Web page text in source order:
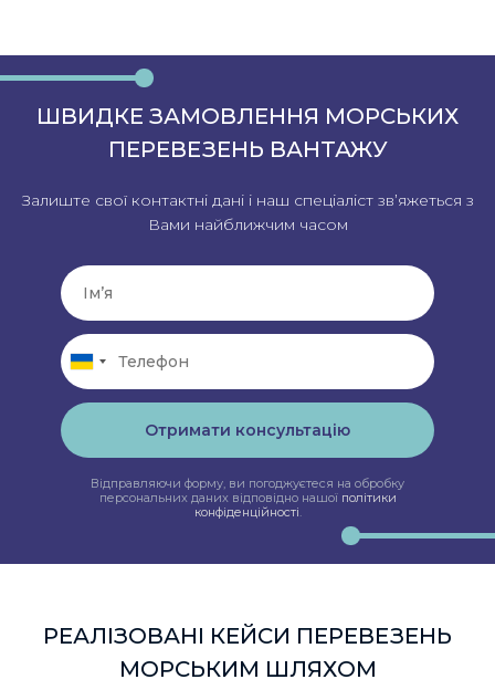
ШВИДКЕ ЗАМОВЛЕННЯ МОРСЬКИХ
ПЕРЕВЕЗЕНЬ ВАНТАЖУ
Залиште свої контактні дані і наш спеціаліст зв’яжеться з
Вами найближчим часом
Отримати консультацію
Відправляючи форму, ви погоджуєтеся на обробку
персональних даних відповідно нашої політики
конфіденційності
РЕАЛІЗОВАНІ КЕЙСИ ПЕРЕВЕЗЕНЬ
МОРСЬКИМ ШЛЯХОМ